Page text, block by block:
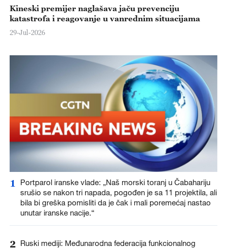
Kineski premijer naglašava jaču prevenciju
katastrofa i reagovanje u vanrednim situacijama
29-Jul-2026
1
Portparol iranske vlade: „Naš morski toranj u Čabahariju
srušio se nakon tri napada, pogođen je sa 11 projektila, ali
bila bi greška pomisliti da je čak i mali poremećaj nastao
unutar iranske nacije.“
2 Ruski mediji: Međunarodna federacija funkcionalnog